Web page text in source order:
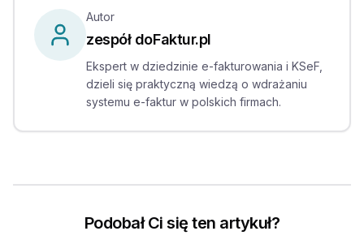
Autor
zespół doFaktur.pl
Ekspert w dziedzinie e-fakturowania i KSeF,
dzieli się praktyczną wiedzą o wdrażaniu
systemu e-faktur w polskich firmach.
Podobał Ci się ten artykuł?